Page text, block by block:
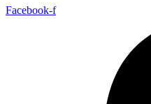
Facebook-f